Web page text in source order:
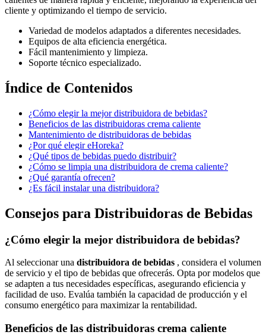
cliente y optimizando el tiempo de servicio.
Variedad de modelos adaptados a diferentes necesidades.
Equipos de alta eficiencia energética.
Fácil mantenimiento y limpieza.
Soporte técnico especializado.
Índice de Contenidos
¿Cómo elegir la mejor distribuidora de bebidas?
Beneficios de las distribuidoras crema caliente
Mantenimiento de distribuidoras de bebidas
¿Por qué elegir eHoreka?
¿Qué tipos de bebidas puedo distribuir?
¿Cómo se limpia una distribuidora de crema caliente?
¿Qué garantía ofrecen?
¿Es fácil instalar una distribuidora?
Consejos para Distribuidoras de Bebidas
¿Cómo elegir la mejor distribuidora de bebidas?
Al seleccionar una distribuidora de bebidas , considera el volumen
de servicio y el tipo de bebidas que ofrecerás. Opta por modelos que
se adapten a tus necesidades específicas, asegurando eficiencia y
facilidad de uso. Evalúa también la capacidad de producción y el
consumo energético para maximizar la rentabilidad.
Beneficios de las distribuidoras crema caliente